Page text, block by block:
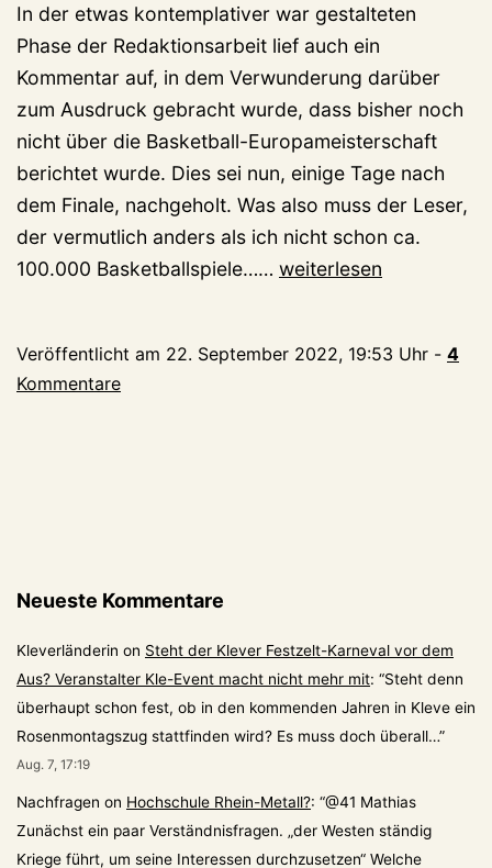
In der etwas kontemplativer war gestalteten
Phase der Redaktionsarbeit lief auch ein
Kommentar auf, in dem Verwunderung darüber
zum Ausdruck gebracht wurde, dass bisher noch
nicht über die Basketball-Europameisterschaft
berichtet wurde. Dies sei nun, einige Tage nach
dem Finale, nachgeholt. Was also muss der Leser,
der vermutlich anders als ich nicht schon ca.
100.000 Basketballspiele…… Von
die
weiterlesen
Veröffentlicht am 22. September 2022, 19:53 Uhr - 4
Kommentare
Neueste Kommentare
Kleverländerin on Steht der Klever Festzelt-Karneval vor dem
Aus? Veranstalter Kle-Event macht nicht mehr mit: “Steht denn
überhaupt schon fest, ob in den kommenden Jahren in Kleve ein
Rosenmontagszug stattfinden wird? Es muss doch überall…”
Aug. 7, 17:19
Nachfragen on Hochschule Rhein-Metall?: “@41 Mathias
Zunächst ein paar Verständnisfragen. „der Westen ständig
Kriege führt, um seine Interessen durchzusetzen“ Welche